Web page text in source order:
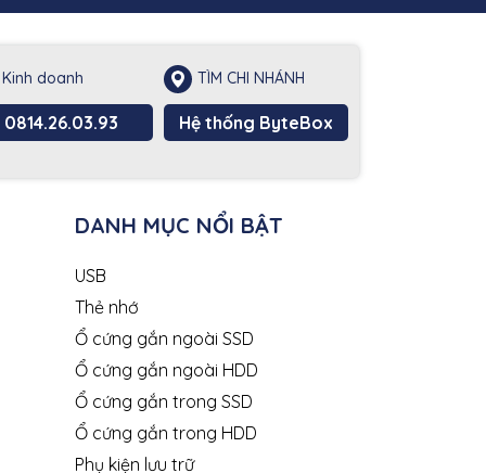
Kinh doanh
0814.26.03.93
TÌM CHI NHÁNH
Hệ thống ByteBox
DANH MỤC NỔI BẬT
USB
Thẻ nhớ
Ổ cứng gắn ngoài SSD
Ổ cứng gắn ngoài HDD
Ổ cứng gắn trong SSD
Ổ cứng gắn trong HDD
Phụ kiện lưu trữ